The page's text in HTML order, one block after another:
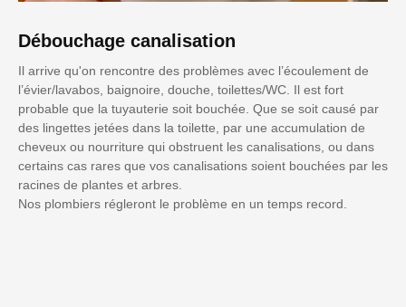
Débouchage canalisation
Il arrive qu'on rencontre des problèmes avec l’écoulement de
l’évier/lavabos, baignoire, douche, toilettes/WC. Il est fort
probable que la tuyauterie soit bouchée. Que se soit causé par
des lingettes jetées dans la toilette, par une accumulation de
cheveux ou nourriture qui obstruent les canalisations, ou dans
certains cas rares que vos canalisations soient bouchées par les
racines de plantes et arbres.
Nos plombiers régleront le problème en un temps record.